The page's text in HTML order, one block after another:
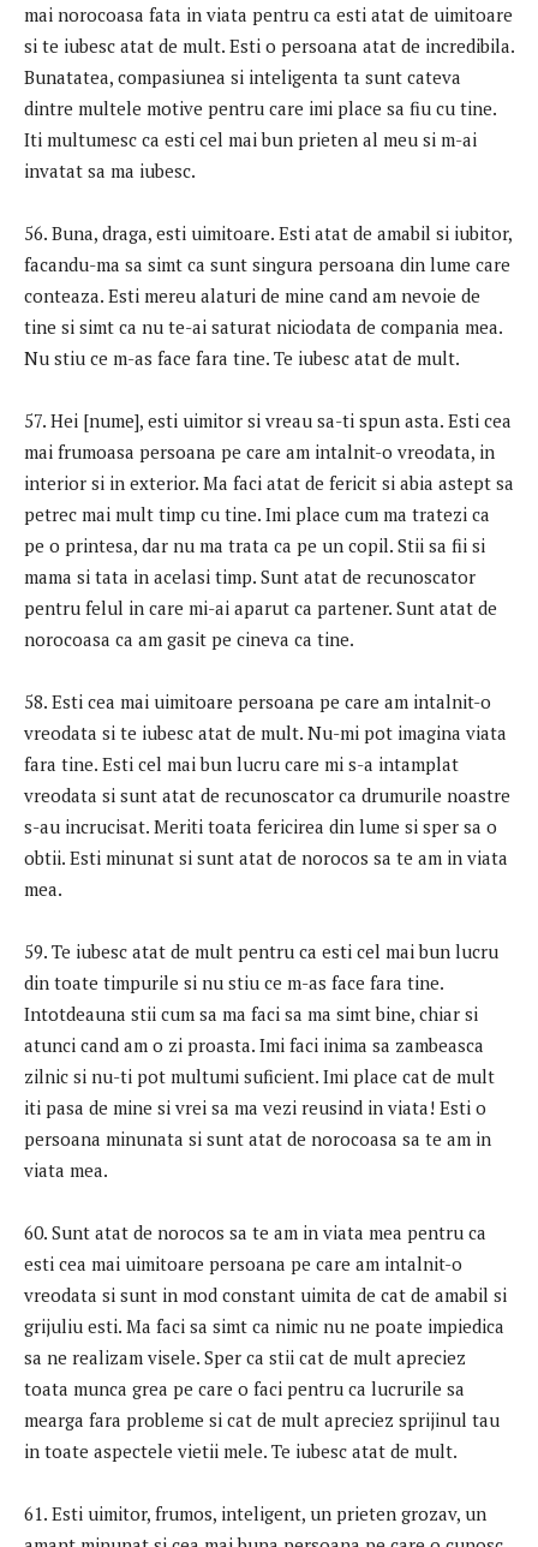
mai norocoasa fata in viata pentru ca esti atat de uimitoare
si te iubesc atat de mult. Esti o persoana atat de incredibila.
Bunatatea, compasiunea si inteligenta ta sunt cateva
dintre multele motive pentru care imi place sa fiu cu tine.
Iti multumesc ca esti cel mai bun prieten al meu si m-ai
invatat sa ma iubesc.
56. Buna, draga, esti uimitoare. Esti atat de amabil si iubitor,
facandu-ma sa simt ca sunt singura persoana din lume care
conteaza. Esti mereu alaturi de mine cand am nevoie de
tine si simt ca nu te-ai saturat niciodata de compania mea.
Nu stiu ce m-as face fara tine. Te iubesc atat de mult.
57. Hei [nume], esti uimitor si vreau sa-ti spun asta. Esti cea
mai frumoasa persoana pe care am intalnit-o vreodata, in
interior si in exterior. Ma faci atat de fericit si abia astept sa
petrec mai mult timp cu tine. Imi place cum ma tratezi ca
pe o printesa, dar nu ma trata ca pe un copil. Stii sa fii si
mama si tata in acelasi timp. Sunt atat de recunoscator
pentru felul in care mi-ai aparut ca partener. Sunt atat de
norocoasa ca am gasit pe cineva ca tine.
58. Esti cea mai uimitoare persoana pe care am intalnit-o
vreodata si te iubesc atat de mult. Nu-mi pot imagina viata
fara tine. Esti cel mai bun lucru care mi s-a intamplat
vreodata si sunt atat de recunoscator ca drumurile noastre
s-au incrucisat. Meriti toata fericirea din lume si sper sa o
obtii. Esti minunat si sunt atat de norocos sa te am in viata
mea.
59. Te iubesc atat de mult pentru ca esti cel mai bun lucru
din toate timpurile si nu stiu ce m-as face fara tine.
Intotdeauna stii cum sa ma faci sa ma simt bine, chiar si
atunci cand am o zi proasta. Imi faci inima sa zambeasca
zilnic si nu-ti pot multumi suficient. Imi place cat de mult
iti pasa de mine si vrei sa ma vezi reusind in viata! Esti o
persoana minunata si sunt atat de norocoasa sa te am in
viata mea.
60. Sunt atat de norocos sa te am in viata mea pentru ca
esti cea mai uimitoare persoana pe care am intalnit-o
vreodata si sunt in mod constant uimita de cat de amabil si
grijuliu esti. Ma faci sa simt ca nimic nu ne poate impiedica
sa ne realizam visele. Sper ca stii cat de mult apreciez
toata munca grea pe care o faci pentru ca lucrurile sa
mearga fara probleme si cat de mult apreciez sprijinul tau
in toate aspectele vietii mele. Te iubesc atat de mult.
61. Esti uimitor, frumos, inteligent, un prieten grozav, un